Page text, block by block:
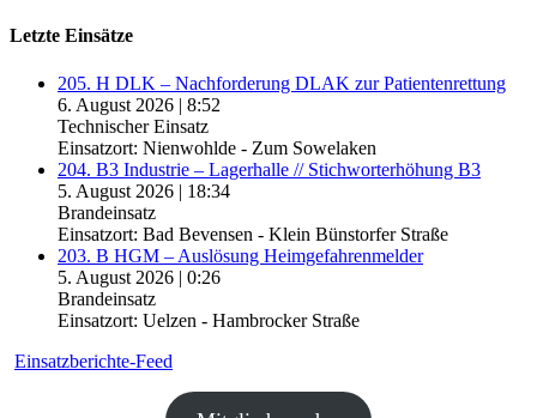
Letzte Einsätze
205. H DLK – Nachforderung DLAK zur Patientenrettung
6. August 2026 | 8:52
Technischer Einsatz
Einsatzort: Nienwohlde - Zum Sowelaken
204. B3 Industrie – Lagerhalle // Stichworterhöhung B3
5. August 2026 | 18:34
Brandeinsatz
Einsatzort: Bad Bevensen - Klein Bünstorfer Straße
203. B HGM – Auslösung Heimgefahrenmelder
5. August 2026 | 0:26
Brandeinsatz
Einsatzort: Uelzen - Hambrocker Straße
Einsatzberichte-Feed